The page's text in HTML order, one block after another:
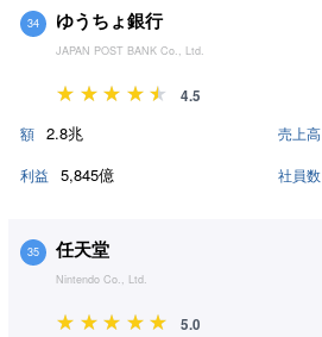
34 ゆうちょ銀行
JAPAN POST BANK Co., Ltd.
4.5
額 2.8兆 売上高
利益 5,845億 社員数
35 任天堂
Nintendo Co., Ltd.
5.0